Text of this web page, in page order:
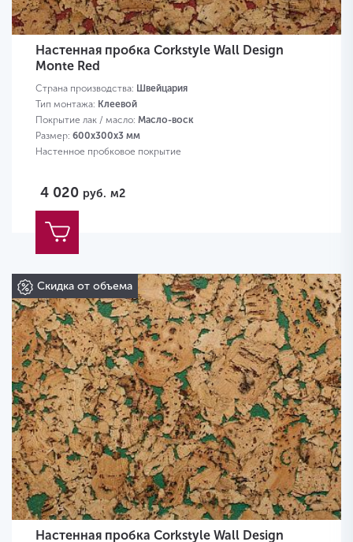
Настенная пробка Corkstyle Wall Design
Monte Red
Страна производства: Швейцария
Тип монтажа: Клеевой
Покрытие лак / масло: Масло-воск
Размер: 600х300х3 мм
Настенное пробковое покрытие
4 020 руб. м2
Скидка от объема
Настенная пробка Corkstyle Wall Design